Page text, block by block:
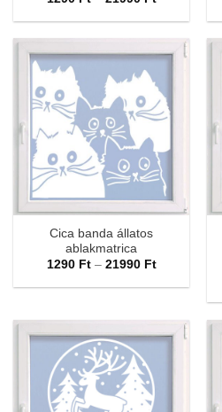
-
Cica banda állatos
ablakmatrica
1290 Ft – 21990 FtÁrtartomány:
-